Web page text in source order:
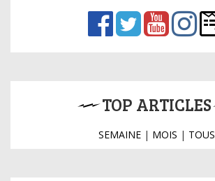
TOP ARTICLES
SEMAINE| MOIS | TOUS